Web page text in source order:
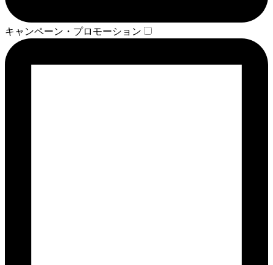
キャンペーン・プロモーション